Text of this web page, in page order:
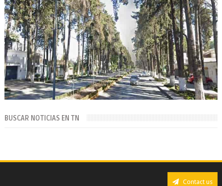
BUSCAR NOTICIAS EN TN
Contact us